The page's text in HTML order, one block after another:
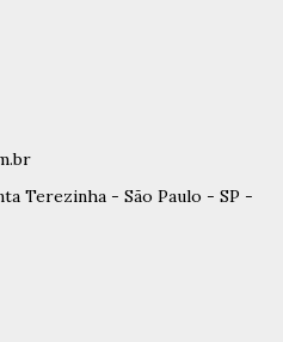
Terezinha - São Paulo - SP -